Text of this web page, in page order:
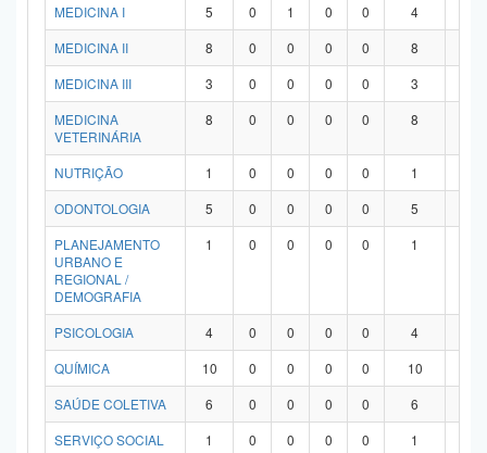
MEDICINA I
5 0 1 0 0 4
MEDICINA II
8 0 0 0 0 8
MEDICINA III
3 0 0 0 0 3
MEDICINA
VETERINÁRIA
8 0 0 0 0 8
NUTRIÇÃO 1 0 0 0 0 1
ODONTOLOGIA
5 0 0 0 0 5
PLANEJAMENTO
URBANO E
REGIONAL /
DEMOGRAFIA
1 0 0 0 0 1
PSICOLOGIA 4 0 0 0 0 4
QUÍMICA
10 0 0 0 0 10
SAÚDE COLETIVA
6 0 0 0 0 6
SERVIÇO SOCIAL
1 0 0 0 0 1